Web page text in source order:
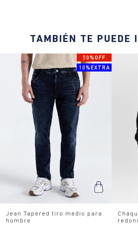
TAMBIÉN TE PUEDE
50%OFF
10%EXTRA
Jean Tapered tiro medio para
hombre